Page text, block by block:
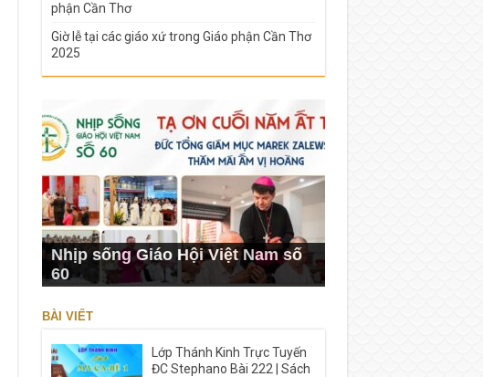
phận Cần Thơ
Giờ lễ tại các giáo xứ trong Giáo phận Cần Thơ
2025
Nhịp sống Giáo Hội Việt Nam số
60
BÀI VIẾT
Lớp Thánh Kinh Trực Tuyến
ĐC Stephano Bài 222 | Sách